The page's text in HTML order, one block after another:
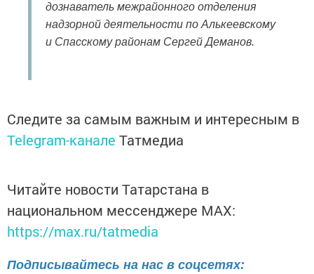
дознаватель межрайонного отделения
надзорной деятельности по Алькеевскому
и Спасскому районам Сергей Деманов.
Следите за самым важным и интересным в
Telegram-канале Татмедиа
Читайте новости Татарстана в
национальном мессенджере MАХ:
https://max.ru/tatmedia
Подписывайтесь на нас в соцсетях: